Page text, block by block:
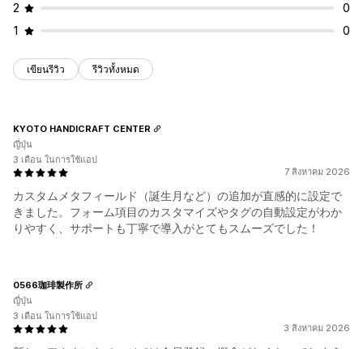
2
0
1
0
เขียนรีวิว รีวิวทั้งหมด
7 สิงหาคม 2026
カスタムメタフィールド（誕生月など）の追加が直感的に設定で
きました。フォーム項目のカスタマイズやタグの自動設定がわか
りやすく、サポートも丁寧で導入がとてもスムーズでした！
KYOTO HANDICRAFT CENTER
ญี่ปุ่น
3 เดือน ในการใช้แอป
3 สิงหาคม 2026
0566珈琲製作所
ญี่ปุ่น
3 เดือน ในการใช้แอป